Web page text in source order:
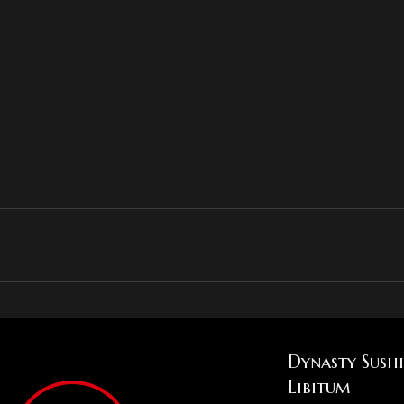
Dynasty
Libitum